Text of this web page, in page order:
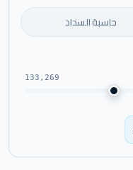
حاسبة السداد
133,269